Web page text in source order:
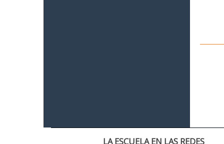
LA ESCUELA EN LAS REDES